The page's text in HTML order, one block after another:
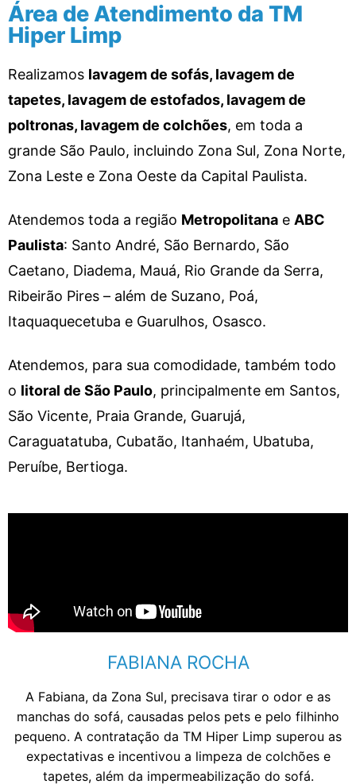
Área de Atendimento da TM
Hiper Limp
Realizamos lavagem de sofás, lavagem de
tapetes, lavagem de estofados, lavagem de
poltronas, lavagem de colchões, em toda a
grande São Paulo, incluindo Zona Sul, Zona Norte,
Zona Leste e Zona Oeste da Capital Paulista.
Atendemos toda a região Metropolitana e ABC
Paulista: Santo André, São Bernardo, São
Caetano, Diadema, Mauá, Rio Grande da Serra,
Ribeirão Pires – além de Suzano, Poá,
Itaquaquecetuba e Guarulhos, Osasco.
Atendemos, para sua comodidade, também todo
o litoral de São Paulo, principalmente em Santos,
São Vicente, Praia Grande, Guarujá,
Caraguatatuba, Cubatão, Itanhaém, Ubatuba,
Peruíbe, Bertioga.
FABIANA ROCHA
A Fabiana, da Zona Sul, precisava tirar o odor e as
manchas do sofá, causadas pelos pets e pelo filhinho
pequeno. A contratação da TM Hiper Limp superou as
expectativas e incentivou a limpeza de colchões e
tapetes, além da impermeabilização do sofá.